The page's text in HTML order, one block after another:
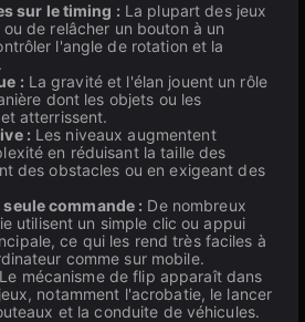
sur le timing : La plupart des jeux
de relâcher un bouton à un
l'angle de rotation et la
: La gravité et l'élan jouent un rôle
dont les objets ou les
atterrissent.
: Les niveaux augmentent
en réduisant la taille des
des obstacles ou en exigeant des
commande : De nombreux
utilisent un simple clic ou appui
ce qui les rend très faciles à
comme sur mobile.
Le mécanisme de flip apparaît dans
notamment l'acrobatie, le lancer
et la conduite de véhicules.